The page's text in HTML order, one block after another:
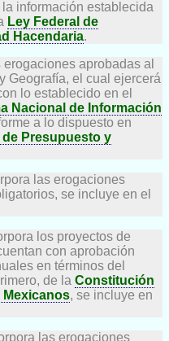
información establecida
Ley Federal de
Hacendaria.
aprobadas al
Geografía, el cual ejercerá
lo establecido en el
Nacional de Información
a lo dispuesto en
de Presupuesto y
las erogaciones
se incluye en el
los proyectos de
con aprobación
en términos del
de la Constitución
Mexicanos, se incluye en
las erogaciones